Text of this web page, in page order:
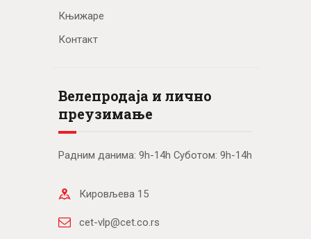
Књижаре
Контакт
Велепродаја и лично
преузимање
Радним данима: 9h-14h Суботом: 9h-14h
Кировљева 15
cet-vlp@cet.co.rs